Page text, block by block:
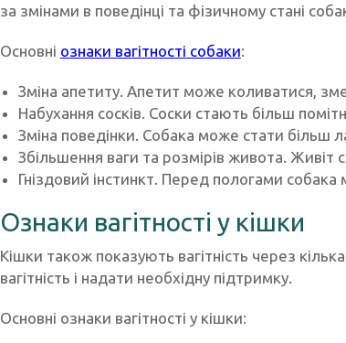
за змінами в поведінці та фізичному стані
Основні ознаки вагітності собаки:
Зміна апетиту. Апетит може коливатися,
Набухання сосків. Соски стають більш
Зміна поведінки. Собака може стати більш
Збільшення ваги та розмірів живота. Живіт
Гніздовий інстинкт. Перед пологами
Ознаки вагітності у кішки
Кішки також показують вагітність через
вагітність і надати необхідну підтримку.
Основні ознаки вагітності у кішки: